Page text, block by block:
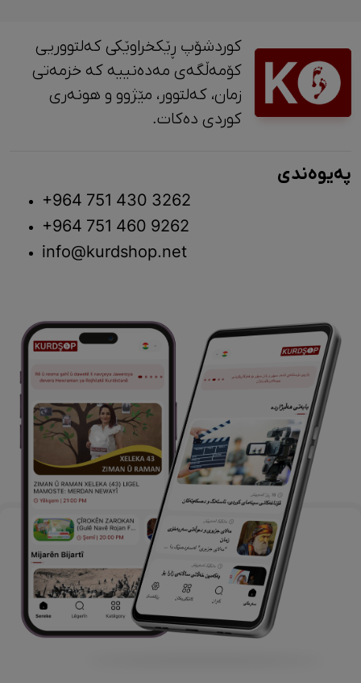
کوردشۆپ ڕێکخراوێکی کەلتووریی
کۆمەڵگەی مەدەنییە کە خزمەتی
زمان، کەلتوور، مێژوو و ‎هونەری
کوردی دەکات.
پەیوەندی
+964 751 430 3262
+964 751 460 9262
info@kurdshop.net